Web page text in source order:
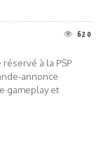
620
à la PSP
annonce
gameplay et